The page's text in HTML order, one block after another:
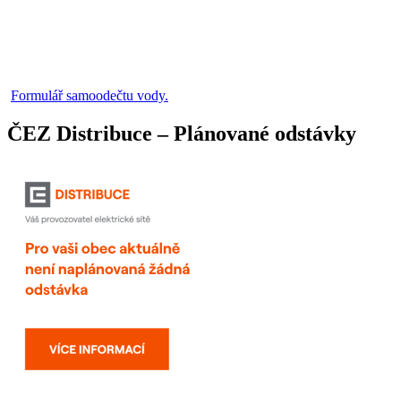
Formulář samoodečtu vody.
ČEZ Distribuce – Plánované odstávky